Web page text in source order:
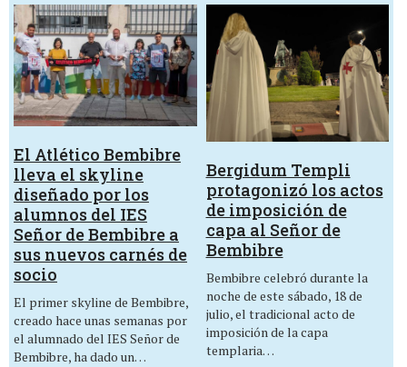
El Atlético Bembibre
lleva el skyline
diseñado por los
alumnos del IES
Señor de Bembibre a
sus nuevos carnés de
socio
El primer skyline de Bembibre,
creado hace unas semanas por
el alumnado del IES Señor de
Bembibre, ha dado un…
Bergidum Templi
protagonizó los actos
de imposición de
capa al Señor de
Bembibre
Bembibre celebró durante la
noche de este sábado, 18 de
julio, el tradicional acto de
imposición de la capa
templaria…